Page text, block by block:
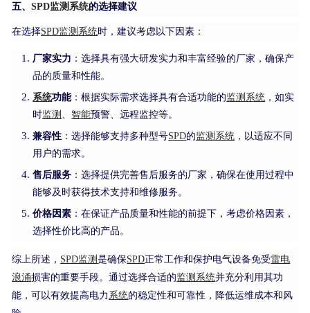
五、SPD监测系统的选择建议
在选择SPD监测 系统时，建议考虑以下因素：
厂家实力 ：选择具有强大研发实力和丰富经验的厂家，确保产
品的质量和性能。
系统功能：根据实际需求选择具有合适功能的监测 系统 ，如实
时监测 智能预警、远程监控等。
兼容性 ：选择能够支持多种型号SPD的监测 系统 ，以适应不同
用户的需求。
售后服务 ：选择提供完善售后服务的厂家，确保在使用过程中
能够及时获得技术支持和维修服务。
价格因素 ：在保证产品质量和性能的前提下，考虑价格因素，
选择性价比高的产品。
综上所述， SPD监测是确保SPD正常工作和保护电气设备免受雷电
浪涌损害的重要手段。通过选择合适的监测 系统并充分利用其功
能，可以有效提高电力 系统的稳定性和可靠性，降低运维成本和风